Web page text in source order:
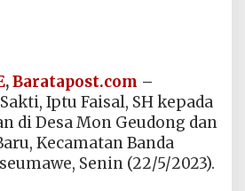
,Baratapost.com –
Iptu Faisal, SH kepada
di Desa Mon Geudong dan
Kecamatan Banda
Senin (22/5/2023).